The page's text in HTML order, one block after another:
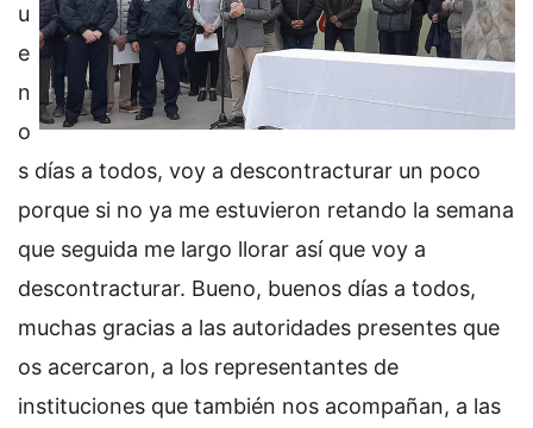
u
e
n
o
s días a todos, voy a descontracturar un poco
porque si no ya me estuvieron retando la semana
que seguida me largo llorar así que voy a
descontracturar. Bueno, buenos días a todos,
muchas gracias a las autoridades presentes que
os acercaron, a los representantes de
instituciones que también nos acompañan, a las